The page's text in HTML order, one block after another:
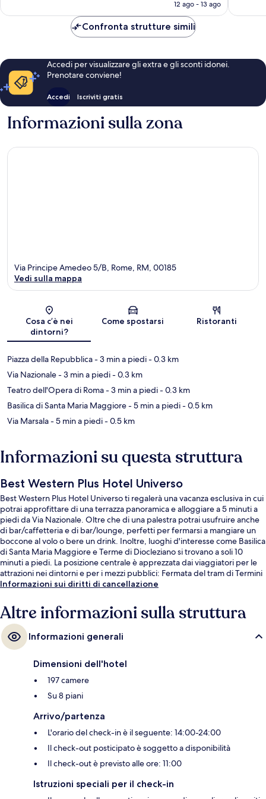
164 €
12 ago - 13 ago
Confronta strutture simili
Accedi per visualizzare gli extra e gli sconti idonei.
Prenotare conviene!
Accedi Iscriviti gratis
Informazioni sulla zona
Mappa
Via Principe Amedeo 5/B, Rome, RM, 00185
Vedi sulla mappa
Cosa c’è nei
dintorni?
Come spostarsi Ristoranti
Piazza della Repubblica- 3 min a piedi- 0.3 km
Via Nazionale- 3 min a piedi- 0.3 km
Teatro dell'Opera di Roma- 3 min a piedi- 0.3 km
Basilica di Santa Maria Maggiore- 5 min a piedi- 0.5 km
Via Marsala- 5 min a piedi- 0.5 km
Informazioni su questa struttura
Best Western Plus Hotel Universo
Best Western Plus Hotel Universo ti regalerà una vacanza esclusiva in cui
potrai approfittare di una terrazza panoramica e alloggiare a 5 minuti a
piedi da Via Nazionale. Oltre che di una palestra potrai usufruire anche
di bar/caffetteria e di bar/lounge, perfetti per fermarsi a mangiare un
boccone al volo o bere un drink. Inoltre, luoghi d'interesse come Basilica
di Santa Maria Maggiore e Terme di Diocleziano si trovano a soli 10
minuti a piedi. La posizione centrale è apprezzata dai viaggiatori per le
attrazioni nei dintorni e per i mezzi pubblici: Fermata del tram di Termini
si trova a 4 min a piedi e Fermata del tram di via Farini a 4 min.
Informazioni sui diritti di cancellazione
Altre informazioni sulla struttura
Informazioni generali
Dimensioni dell'hotel
197 camere
Su 8 piani
Arrivo/partenza
L'orario del check-in è il seguente: 14:00-24:00
Il check-out posticipato è soggetto a disponibilità
Il check-out è previsto alle ore: 11:00
Istruzioni speciali per il check-in